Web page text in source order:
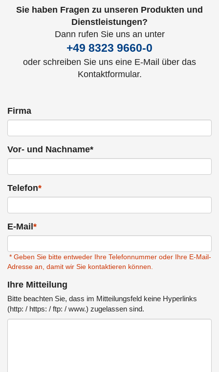
Sie haben Fragen zu unseren Produkten und
Dienstleistungen?
Dann rufen Sie uns an unter
+49 8323 9660-0
oder schreiben Sie uns eine E-Mail über das
Kontaktformular.
Firma
Vor- und Nachname*
Telefon*
E-Mail *
* Geben Sie bitte entweder Ihre Telefonnummer oder Ihre E-Mail-
Adresse an, damit wir Sie kontaktieren können.
Ihre Mitteilung
Bitte beachten Sie, dass im Mitteilungsfeld keine Hyperlinks
(http: / https: / ftp: / www.) zugelassen sind.